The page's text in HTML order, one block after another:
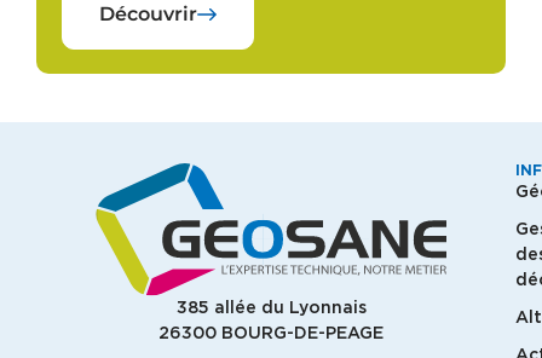
Découvrir
385 allée du Lyonnais
26300 BOURG-DE-PEAGE